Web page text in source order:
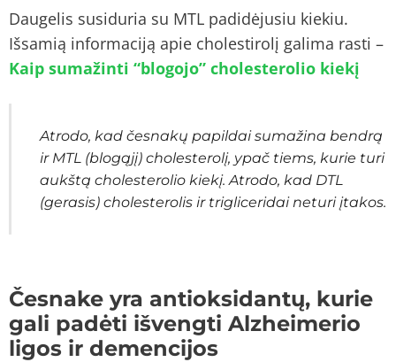
Daugelis susiduria su MTL padidėjusiu kiekiu.
Išsamią informaciją apie cholestirolį galima rasti –
Kaip sumažinti “blogojo” cholesterolio kiekį
Atrodo, kad česnakų papildai sumažina bendrą
ir MTL (blogąjį) cholesterolį, ypač tiems, kurie turi
aukštą cholesterolio kiekį. Atrodo, kad DTL
(gerasis) cholesterolis ir trigliceridai neturi įtakos.
Česnake yra antioksidantų, kurie
gali padėti išvengti Alzheimerio
ligos ir demencijos